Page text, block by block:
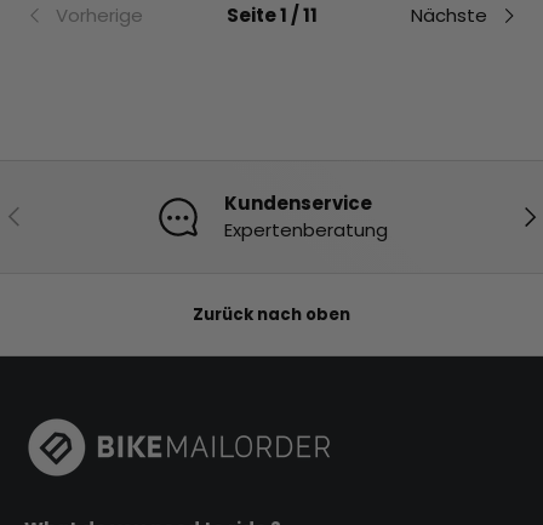
Vorherige Seite 1 / 11 Nächste
Vorherige
Kundenservice
Expertenberatung
Zurück nach oben